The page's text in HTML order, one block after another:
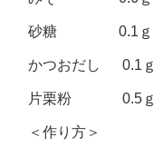
砂糖 0.1ｇ
かつおだし 0.1ｇ
片栗粉 0.5ｇ
＜作り方＞